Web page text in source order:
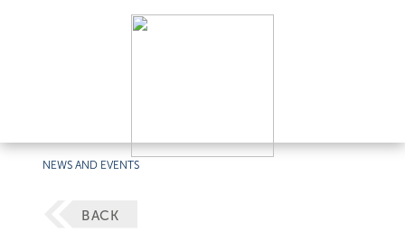
NEWS AND EVENTS
BACK